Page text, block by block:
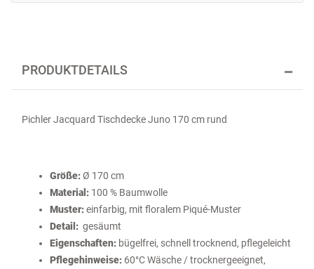
PRODUKTDETAILS
Pichler Jacquard Tischdecke Juno 170 cm rund
Größe:Ø 170 cm
Material: 100 % Baumwolle
Muster:einfarbig, mit floralem Piqué-Muster
Detail: gesäumt
Eigenschaften: bügelfrei, schnell trocknend, pflegeleicht
Pflegehinweise: 60°C Wäsche / trocknergeeignet,